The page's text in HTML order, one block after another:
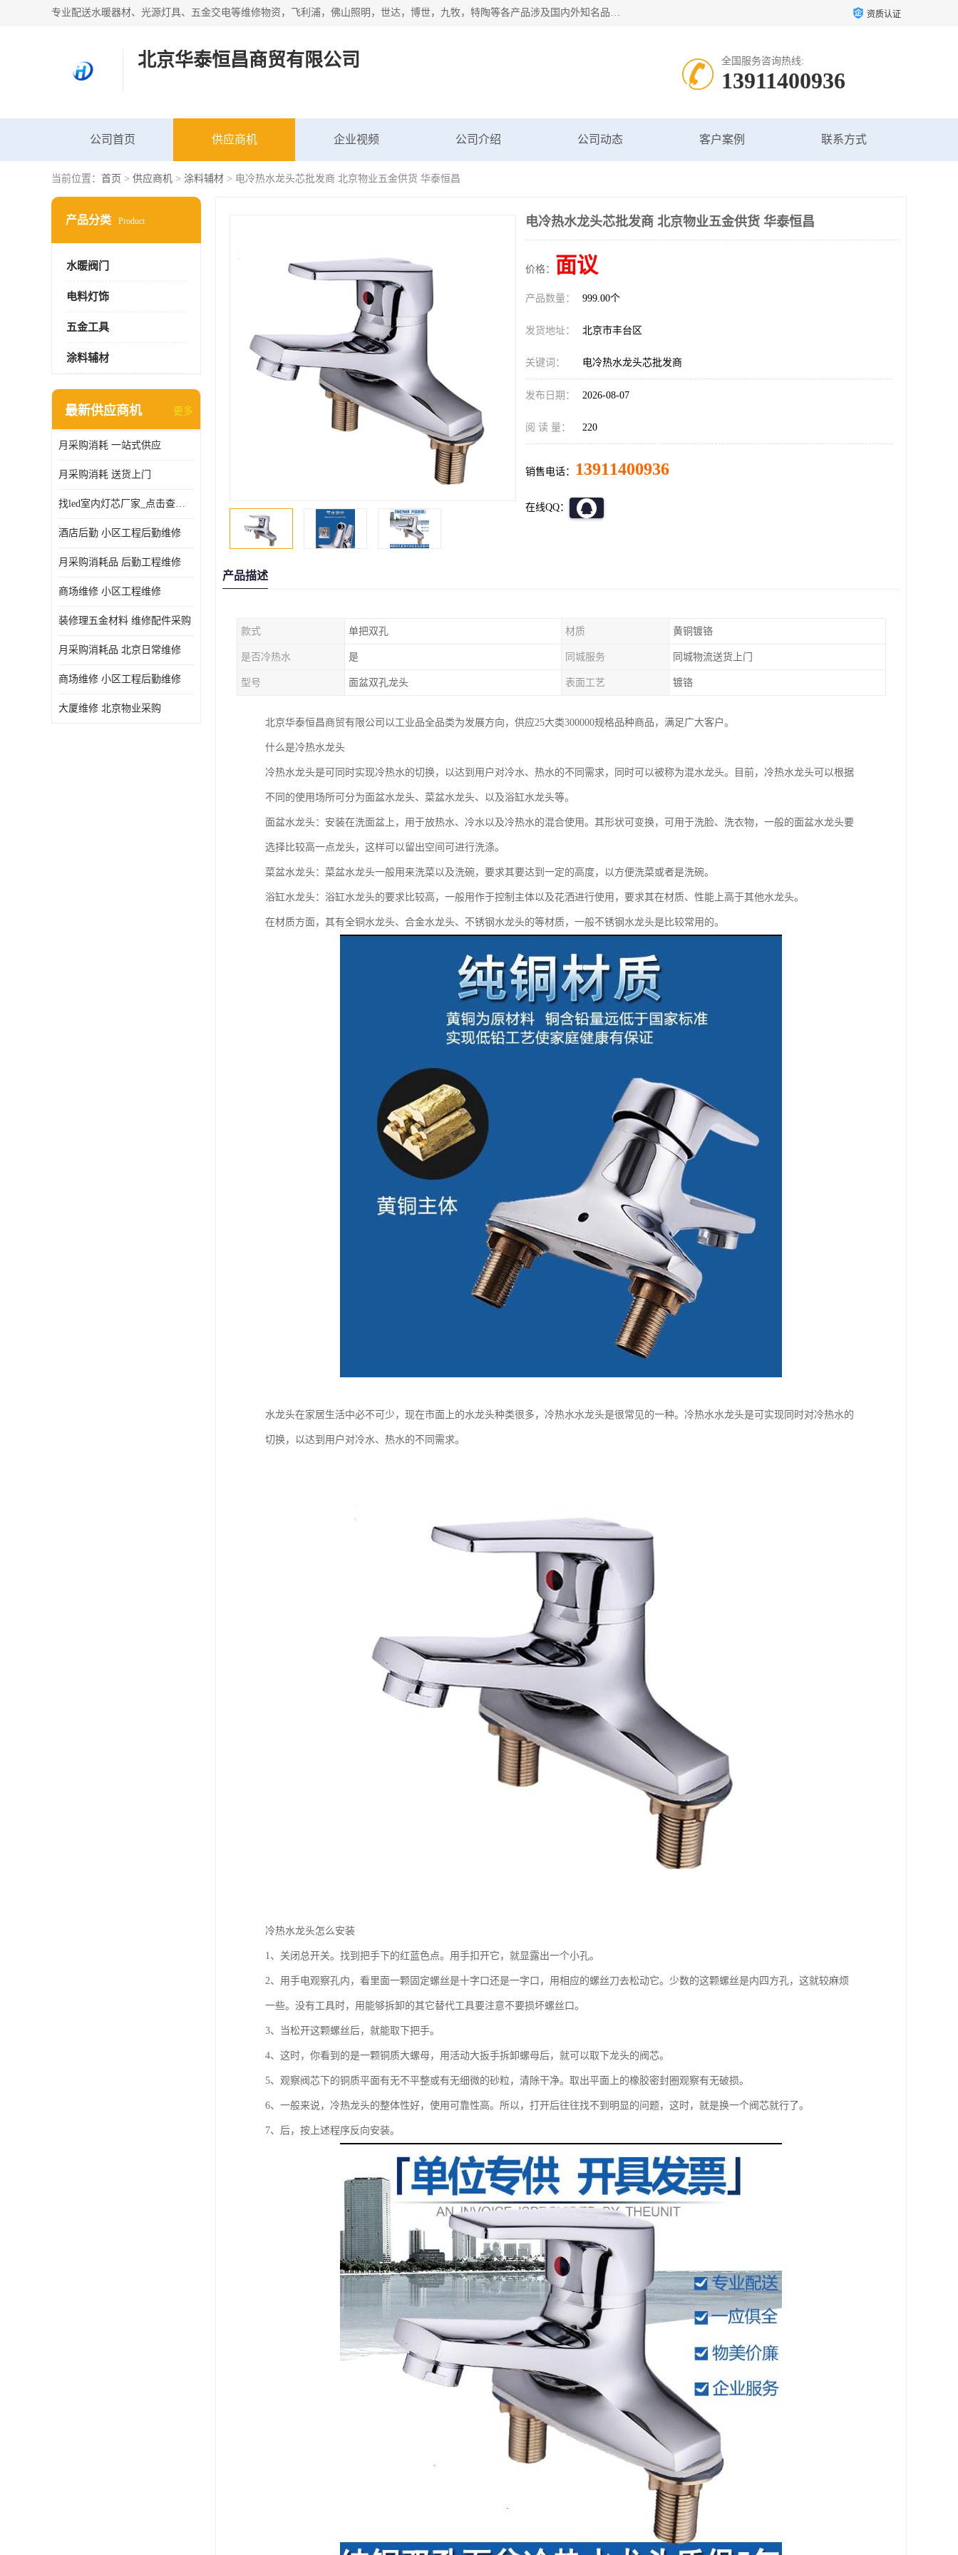
专业配送水暖器材、光源灯具、五金交电等维修物资，飞利浦，佛山照明，世达，博世，九牧，特陶等各产品涉及国内外知名品牌。公司专注与物业、学校、酒店、工厂等单位合作，提供一站式配送服务，降低客户综合成本。依托电子商务改变传统模式，以专业的团队为客户提供24H物资配送到达，货到月结、统一开票，便捷退换等服务，提高了企业的运营效率。 资质认证
北京华泰恒昌商贸有限公司 全国服务咨询热线:
13911400936
公司首页 供应商机 企业视频 公司介绍 公司动态 客户案例 联系方式
当前位置： 首页 > 供应商机 > 涂料辅材 > 电冷热水龙头芯批发商 北京物业五金供货 华泰恒昌
产品分类 Product
水暖阀门
电料灯饰
五金工具
涂料辅材
最新供应商机 更多
月采购消耗 一站式供应
月采购消耗 送货上门
找led室内灯芯厂家_点击查看更多
酒店后勤 小区工程后勤维修
月采购消耗品 后勤工程维修
商场维修 小区工程维修
装修理五金材料 维修配件采购
月采购消耗品 北京日常维修
商场维修 小区工程后勤维修
大厦维修 北京物业采购
电冷热水龙头芯批发商 北京物业五金供货 华泰恒昌
价格： 面议
产品数量： 999.00个
发货地址： 北京市丰台区
关键词： 电冷热水龙头芯批发商
发布日期： 2026-08-07
阅 读 量： 220
销售电话： 13911400936
在线QQ：
产品描述
款式 单把双孔 材质 黄铜镀铬
是否冷热水 是 同城服务 同城物流送货上门
型号 面盆双孔龙头 表面工艺 镀铬
北京华泰恒昌商贸有限公司以工业品全品类为发展方向，供应25大类300000规格品种商品，满足广大客户。
什么是冷热水龙头
冷热水龙头是可同时实现冷热水的切换，以达到用户对冷水、热水的不同需求，同时可以被称为混水龙头。目前，冷热水龙头可以根据
不同的使用场所可分为面盆水龙头、菜盆水龙头、以及浴缸水龙头等。
面盆水龙头：安装在洗面盆上，用于放热水、冷水以及冷热水的混合使用。其形状可变换，可用于洗脸、洗衣物，一般的面盆水龙头要
选择比较高一点龙头，这样可以留出空间可进行洗涤。
菜盆水龙头：菜盆水龙头一般用来洗菜以及洗碗，要求其要达到一定的高度，以方便洗菜或者是洗碗。
浴缸水龙头：浴缸水龙头的要求比较高，一般用作于控制主体以及花洒进行使用，要求其在材质、性能上高于其他水龙头。
在材质方面，其有全铜水龙头、合金水龙头、不锈钢水龙头的等材质，一般不锈钢水龙头是比较常用的。
水龙头在家居生活中必不可少，现在市面上的水龙头种类很多，冷热水水龙头是很常见的一种。冷热水水龙头是可实现同时对冷热水的
切换，以达到用户对冷水、热水的不同需求。
冷热水龙头怎么安装
1、关闭总开关。找到把手下的红蓝色点。用手扣开它，就显露出一个小孔。
2、用手电观察孔内，看里面一颗固定螺丝是十字口还是一字口，用相应的螺丝刀去松动它。少数的这颗螺丝是内四方孔，这就较麻烦
一些。没有工具时，用能够拆卸的其它替代工具要注意不要损坏螺丝口。
3、当松开这颗螺丝后，就能取下把手。
4、这时，你看到的是一颗铜质大螺母，用活动大扳手拆卸螺母后，就可以取下龙头的阀芯。
5、观察阀芯下的铜质平面有无不平整或有无细微的砂粒，清除干净。取出平面上的橡胶密封圈观察有无破损。
6、一般来说，冷热龙头的整体性好，使用可靠性高。所以，打开后往往找不到明显的问题，这时，就是换一个阀芯就行了。
7、后，按上述程序反向安装。